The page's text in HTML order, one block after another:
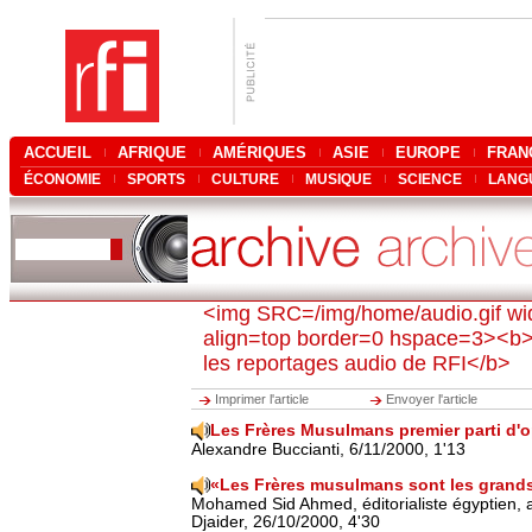
ACCUEIL AFRIQUE AMÉRIQUES ASIE EUROPE
ÉCONOMIE SPORTS CULTURE MUSIQUE SCIENCE
<img SRC=/img/home/audio.gif
align=top border=0
les reportages audio de RFI</b>
Imprimer l'article Envoyer l'article
Les Frères Musulmans premier parti
Alexandre Buccianti, 6/11/2000, 1'13
«Les Frères musulmans sont les
Mohamed Sid Ahmed, éditorialiste égyptien,
Djaider, 26/10/2000, 4'30